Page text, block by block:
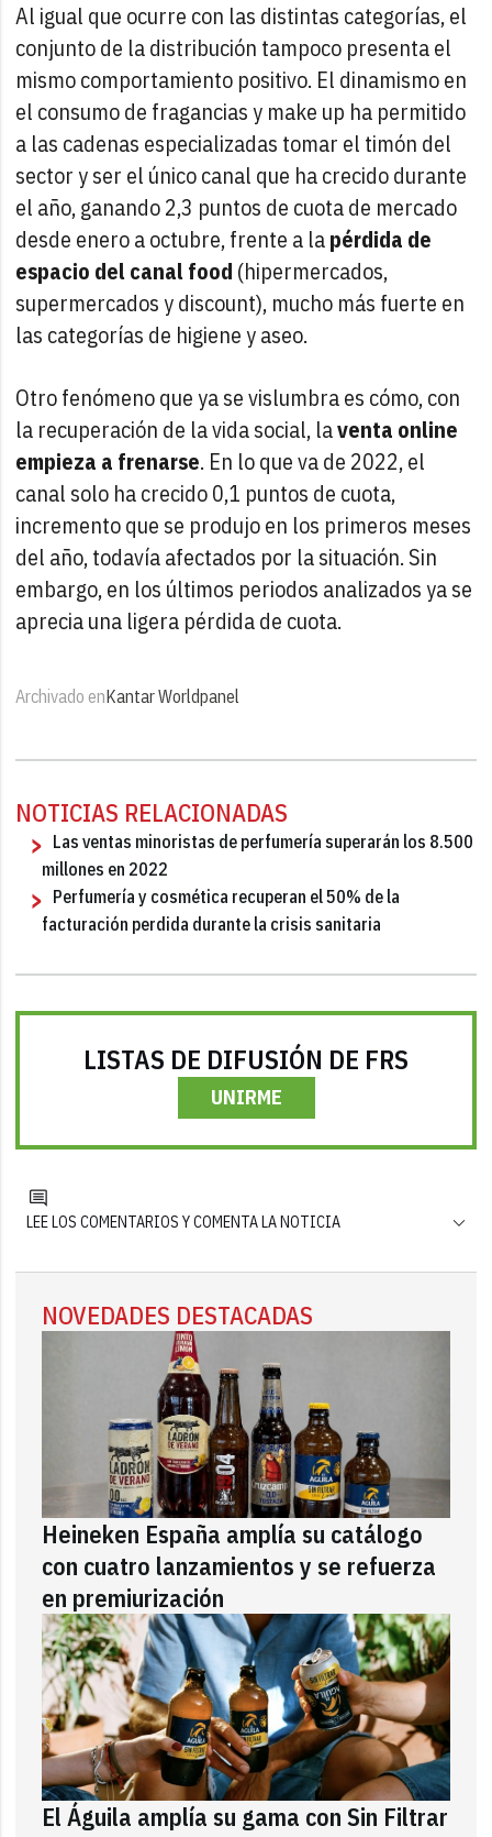
Al igual que ocurre con las distintas categorías, el
conjunto de la distribución tampoco presenta el
mismo comportamiento positivo. El dinamismo en
el consumo de fragancias y make up ha permitido
a las cadenas especializadas tomar el timón del
sector y ser el único canal que ha crecido durante
el año, ganando 2,3 puntos de cuota de mercado
desde enero a octubre, frente a lapérdida de
espacio del canal food (hipermercados,
supermercados y discount), mucho más fuerte en
las categorías de higiene y aseo.
Otro fenómeno que ya se vislumbra es cómo, con
la recuperación de la vida social, laventa online
empieza a frenarse. En lo que va de 2022, el
canal solo ha crecido 0,1 puntos de cuota,
incremento que se produjo en los primeros meses
del año, todavía afectados por la situación. Sin
embargo, en los últimos periodos analizados ya se
aprecia una ligera pérdida de cuota.
Archivado enKantar Worldpanel
NOTICIAS RELACIONADAS
Las ventas minoristas de perfumería superarán los 8.500
millones en 2022
Perfumería y cosmética recuperan el 50% de la
facturación perdida durante la crisis sanitaria
LISTAS DE DIFUSIÓN DE FRS
UNIRME
LEE LOS COMENTARIOS Y COMENTA LA NOTICIA
NOVEDADES DESTACADAS
Heineken España amplía su catálogo
con cuatro lanzamientos y se refuerza
en premiurización
El Águila amplía su gama con Sin Filtrar